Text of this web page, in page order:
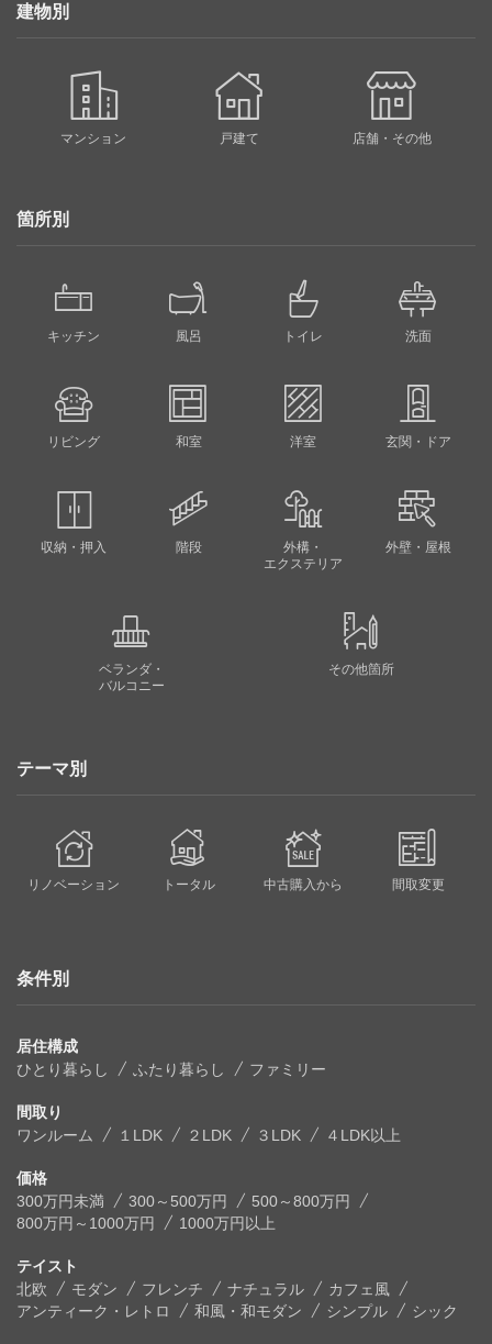
建物別
マンション 戸建て 店舗・その他
箇所別
キッチン 風呂 トイレ 洗面
リビング 和室 洋室 玄関・ドア
収納・押入 階段
外構・
エクステリア
外壁・屋根
ベランダ・
バルコニー
その他箇所
テーマ別
リノベーション トータル 中古購入から 間取変更
条件別
居住構成
ひとり暮らし
ふたり暮らし ファミリー
間取り
ワンルーム
１LDK ２LDK ３LDK ４LDK以上
価格
300万円未満
300～500万円
500～800万円
800万円～1000万円
1000万円以上
テイスト
北欧
モダン フレンチ ナチュラル
カフェ風
アンティーク・レトロ
和風・和モダン シンプル シック